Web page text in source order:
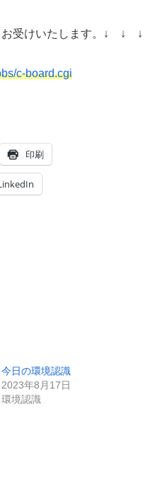
お受けいたします。↓ ↓ ↓
c-board.cgi
印刷
今日の環境認識
2023年8月17日
環境認識